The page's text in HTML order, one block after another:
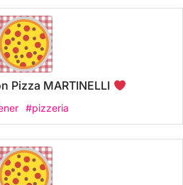
Pizza MARTINELLI
#pizzeria